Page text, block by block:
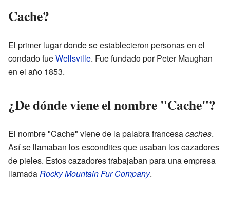
Cache?
El primer lugar donde se establecieron personas en el
condado fueWellsville. Fue fundado por Peter Maughan
en el año 1853.
¿De dónde viene el nombre "Cache"?
El nombre "Cache" viene de la palabra francesacaches.
Así se llamaban los escondites que usaban los cazadores
de pieles. Estos cazadores trabajaban para una empresa
llamadaRocky Mountain Fur Company.